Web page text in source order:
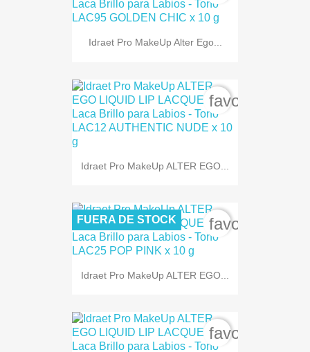
Idraet Pro MakeUp Alter Ego...
Idraet Pro MakeUp ALTER EGO...
Idraet Pro MakeUp ALTER EGO...
FUERA DE STOCK